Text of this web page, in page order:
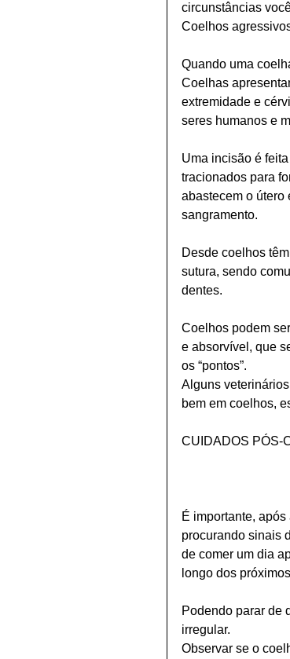
circunstâncias
Coelhos
Quando uma
Coelhas
extremidade e
seres humanos e
Uma incisão é
tracionados para
abastecem o útero
sangramento.
Desde coelhos
sutura, sendo
dentes.
Coelhos podem
e absorvível, que
os “pontos”.
Alguns
bem em coelhos,
CUIDADOS PÓS-
É importante,
procurando sinais
de comer um dia
longo dos
Podendo parar de
irregular.
Observar se o